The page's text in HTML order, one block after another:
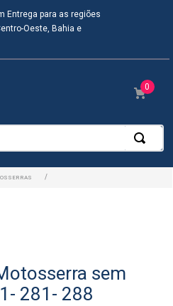
Entrega para as regiões
Oeste, Bahia e
0
sem
281- 288